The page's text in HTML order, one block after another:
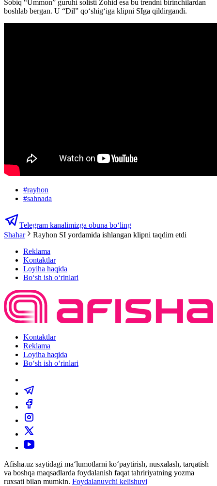
Sobiq “Ummon” guruhi solisti Zohid esa bu trendni birinchilardan
boshlab bergan. U “Dil” qoʻshigʻiga klipni SIga qildirgandi.
#rayhon
#sahnada
Telegram kanalimizga obuna bo‘ling
Shahar
Rayhon SI yordamida ishlangan klipni taqdim etdi
Reklama
Kontaktlar
Loyiha haqida
Bo‘sh ish o‘rinlari
Kontaktlar
Reklama
Loyiha haqida
Bo‘sh ish o‘rinlari
Afisha.uz saytidagi ma‘lumotlarni ko‘paytirish, nusxalash, tarqatish
va boshqa maqsadlarda foydalanish faqat tahririyatning yozma
ruxsati bilan mumkin. Foydalanuvchi kelishuvi